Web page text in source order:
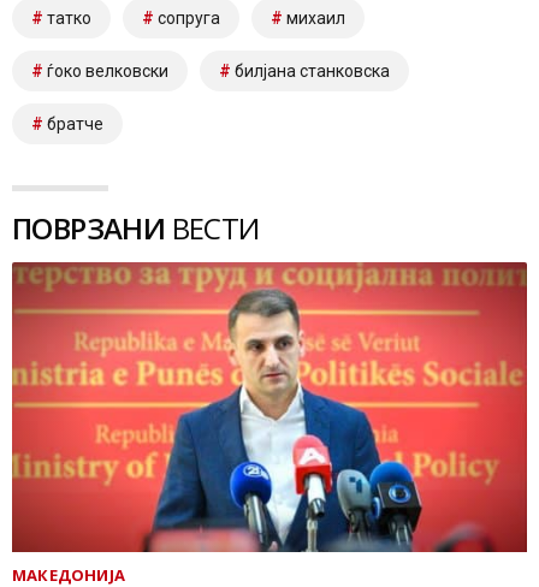
татко сопруга михаил
ѓоко велковски билјана станковска
братче
ПОВРЗАНИ ВЕСТИ
МАКЕДОНИЈА